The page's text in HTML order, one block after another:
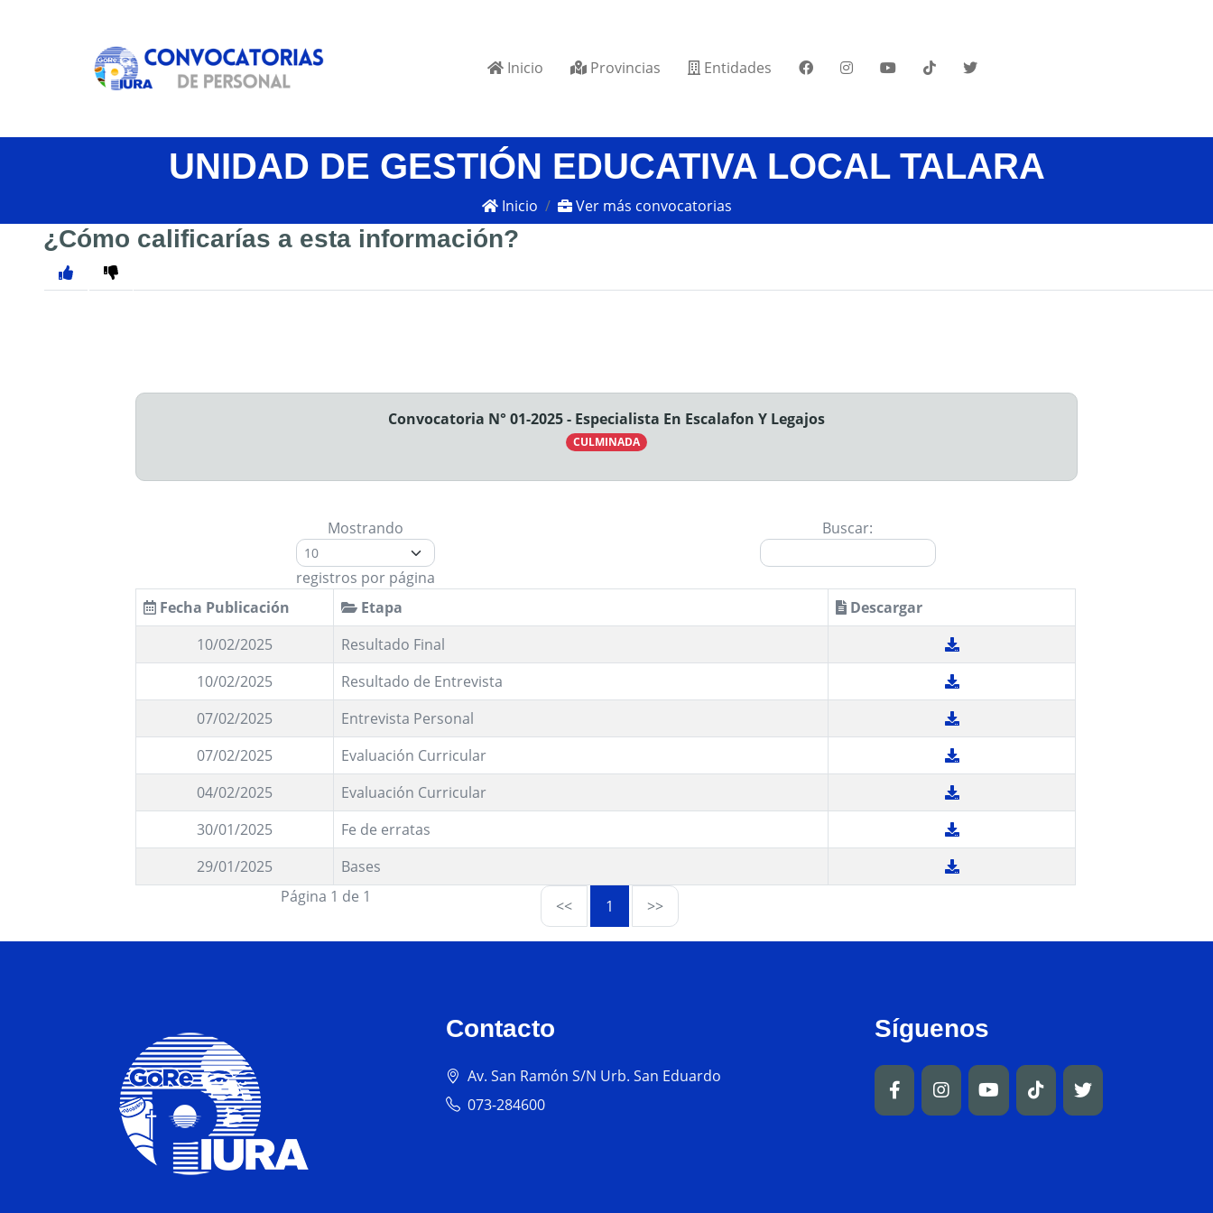
Inicio Provincias Entidades
UNIDAD DE GESTIÓN EDUCATIVA LOCAL TALARA
Inicio Ver más convocatorias
¿Cómo calificarías a esta información?
Convocatoria N° 01-2025 - Especialista En Escalafon Y Legajos
CULMINADA
Mostrando
registros por página
Buscar:
Fecha Publicación Etapa
Descargar
10/02/2025
Resultado Final
10/02/2025
Resultado de Entrevista
07/02/2025
Entrevista Personal
07/02/2025
Evaluación Curricular
04/02/2025
Evaluación Curricular
30/01/2025
Fe de erratas
29/01/2025
Bases
Página 1 de 1
<< 1 >>
Contacto
Av. San Ramón S/N Urb. San Eduardo
073-284600
Síguenos